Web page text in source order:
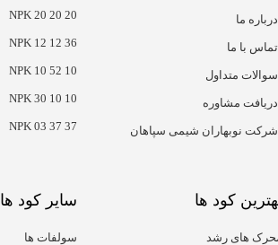
درباره ما
تماس با ما
سوالات متداول
دریافت مشاوره
شرکت نوبهاران شیمی سپاهان
NPK 20 20 20
NPK 12 12 36
NPK 10 52 10
NPK 30 10 10
NPK 03 37 37
کود ها
های رشد
سایر کود ها
سولفات ها